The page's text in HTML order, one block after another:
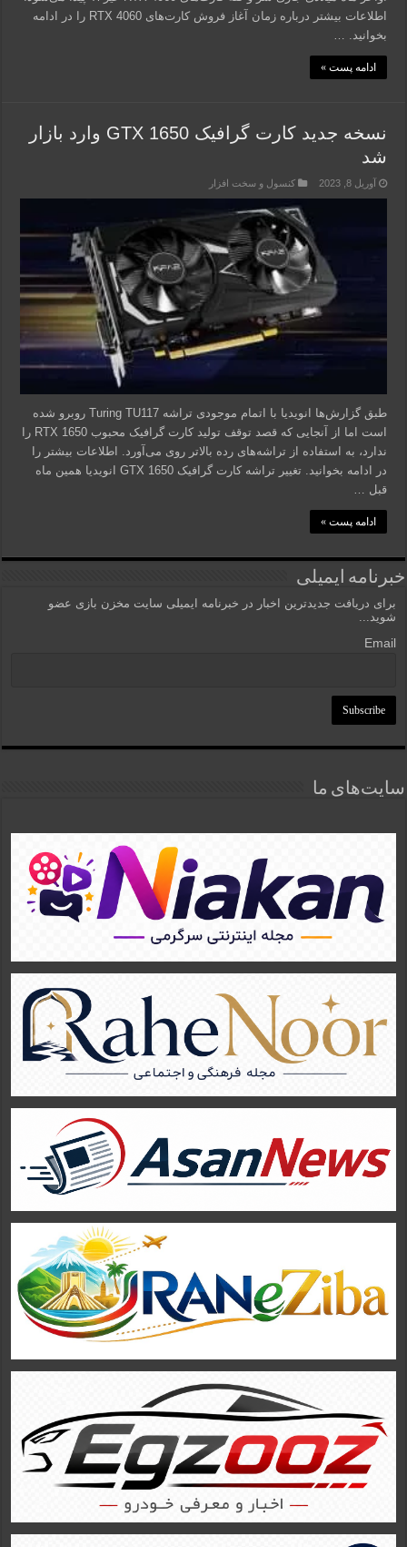
اطلاعات بیشتر درباره زمان آغاز فروش کارت‌های RTX 4060 را در ادامه
بخوانید. …
ادامه پست »
نسخه جدید کارت گرافیک GTX 1650 وارد بازار
شد
آوریل 8, 2023 کنسول و سخت افزار
طبق گزارش‌ها انویدیا با اتمام موجودی تراشه Turing TU117 روبرو شده
است اما از آنجایی که قصد توقف تولید کارت گرافیک محبوب RTX 1650 را
ندارد، به استفاده از تراشه‌های رده بالاتر روی می‌آورد. اطلاعات بیشتر را
در ادامه بخوانید. تغییر تراشه کارت گرافیک GTX 1650 انویدیا همین ماه
قبل …
ادامه پست »
خبرنامه ایمیلی
برای دریافت جدیدترین اخبار در خبرنامه ایمیلی سایت مخزن بازی عضو
شوید...
Email
سایت‌های ما